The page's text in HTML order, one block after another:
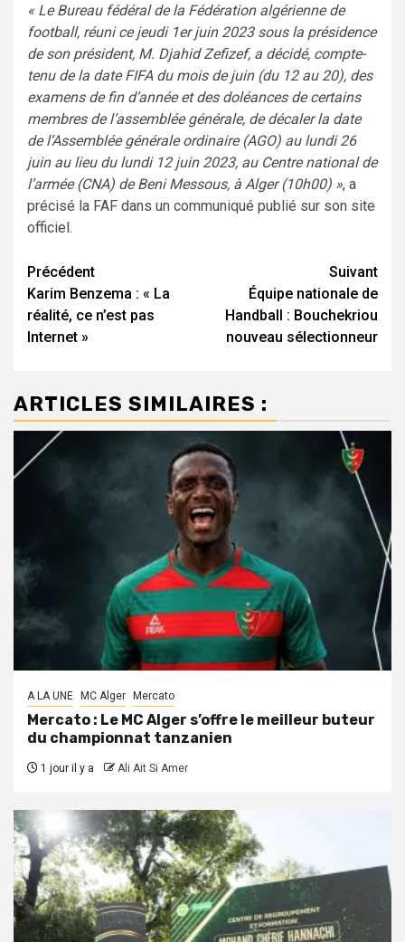
« Le Bureau fédéral de la Fédération algérienne de
football, réuni ce jeudi 1er juin 2023 sous la présidence
de son président, M. Djahid Zefizef, a décidé, compte-
tenu de la date FIFA du mois de juin (du 12 au 20), des
examens de fin d’année et des doléances de certains
membres de l’assemblée générale, de décaler la date
de l’Assemblée générale ordinaire (AGO) au lundi 26
juin au lieu du lundi 12 juin 2023, au Centre national de
l’armée (CNA) de Beni Messous, à Alger (10h00) », a
précisé la FAF dans un communiqué publié sur son site
officiel.
Navigation
d’article
Précédent
Karim Benzema : « La
réalité, ce n’est pas
Internet »
Suivant
Équipe nationale de
Handball : Bouchekriou
nouveau sélectionneur
ARTICLES SIMILAIRES :
A LA UNE MC Alger Mercato
Mercato : Le MC Alger s’offre le meilleur buteur
du championnat tanzanien
1 jour il y a Ali Ait Si Amer